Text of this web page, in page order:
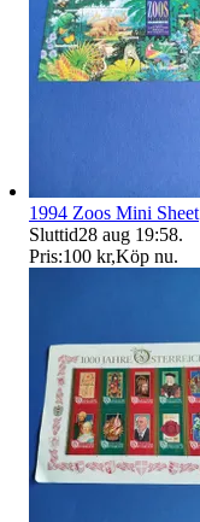
1994 Zoos Mini Sheet
Sluttid28 aug 19:58.
Pris:100 kr,Köp nu.